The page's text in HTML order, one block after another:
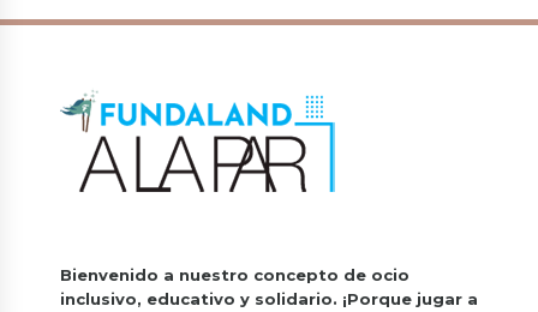
Bienvenido a nuestro concepto de ocio
inclusivo, educativo y solidario. ¡Porque jugar a